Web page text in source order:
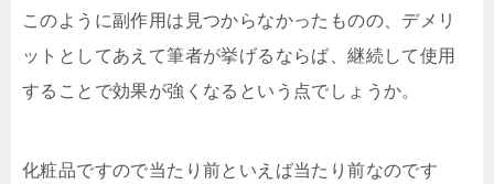
このように副作用は見つからなかったものの、デメリ
ットとしてあえて筆者が挙げるならば、継続して使用
することで効果が強くなるという点でしょうか。
化粧品ですので当たり前といえば当たり前なのです